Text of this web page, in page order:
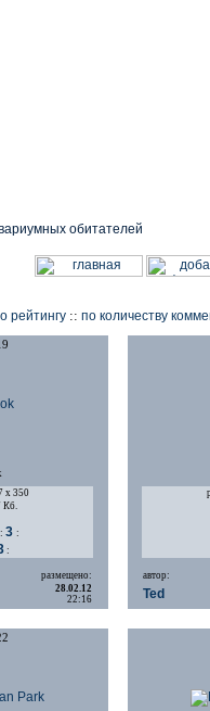
обитателей
рейтингу:: по количеству
х 350
Кб.
3 :
:
размещено:
28.02.12
22:16
автор:
Ted